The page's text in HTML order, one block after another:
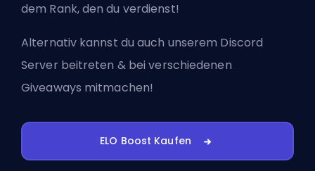
dem Rank, den du verdienst!
Alternativ kannst du auch unserem Discord
Server beitreten & bei verschiedenen
Giveaways mitmachen!
ELO Boost Kaufen